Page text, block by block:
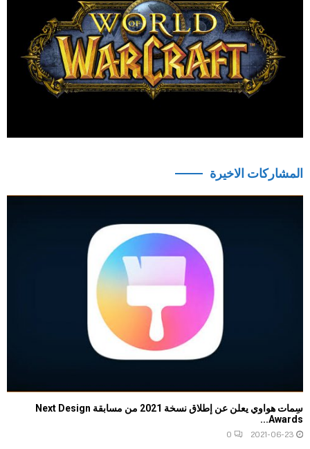
المشاركات الاخيرة
سِمات هواوي يعلن عن إطلاق نسخة 2021 من مسابقة Next Design
Awards...
2021-06-23
0